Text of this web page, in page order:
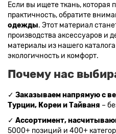
Изумрудный цвет ткани
Ткани желтого цвета
Ткани
Цвет ткани бордовый
Цвет ткани бежевый
Если вы ищете ткань, которая
практичность, обратите
одежды. Этот материал
производства аксессуаров и
материалы из нашего
экологичность и комфорт.
Почему нас
✓ Заказываем напрямую с
Турции, Кореи и Тайваня –
✓ Ассортимент,
5000+ позиций и 400+